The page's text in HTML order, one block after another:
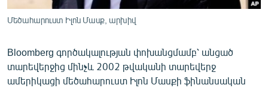
ՏԵՍԱՆՅՈՒԹԵՐ
ԲԱՆԱՎԵՃ
Մեծահարուստ Իլոն Մասք, արխիվ
Bloomberg գործակալության փոխանցմամբ՝ անցած
տարեվերջից մինչև 2002 թվականի տարեվերջ
ամերիկացի մեծահարուստ Իլոն Մասքի ֆինանսական